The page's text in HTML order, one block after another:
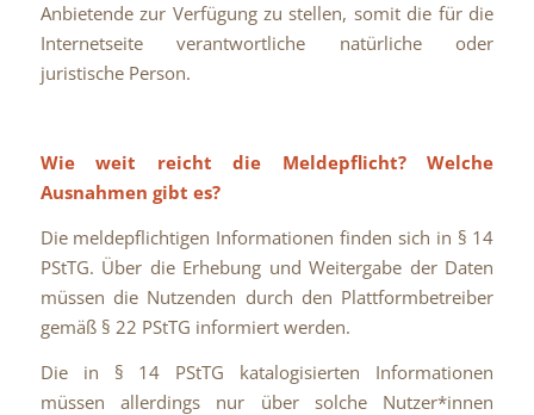
Anbietende zur Verfügung zu stellen, somit die für die
Internetseite verantwortliche natürliche oder
juristische Person.
Wie weit reicht die Meldepflicht? Welche
Ausnahmen gibt es?
Die meldepflichtigen Informationen finden sich in § 14
PStTG. Über die Erhebung und Weitergabe der Daten
müssen die Nutzenden durch den Plattformbetreiber
gemäß § 22 PStTG informiert werden.
Die in § 14 PStTG katalogisierten Informationen
müssen allerdings nur über solche Nutzer*innen